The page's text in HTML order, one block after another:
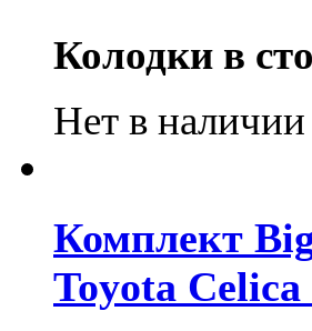
Колодки в
Нет в наличии
Комплект
Toyota